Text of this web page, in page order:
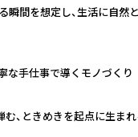
瞬間を想定し、生活に自
な手仕事で導くモノづくり
む、ときめきを起点に生ま